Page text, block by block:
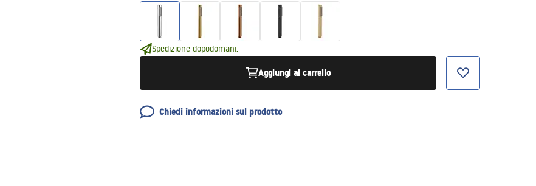
Spedizione dopodomani.
Aggiungi al carrello
Chiedi informazioni sul prodotto